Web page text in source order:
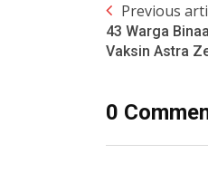
Previous
43 Warga
Vaksin Astra
0